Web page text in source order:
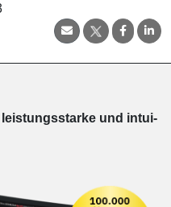
leis­tungs­star­ke und in­tui­